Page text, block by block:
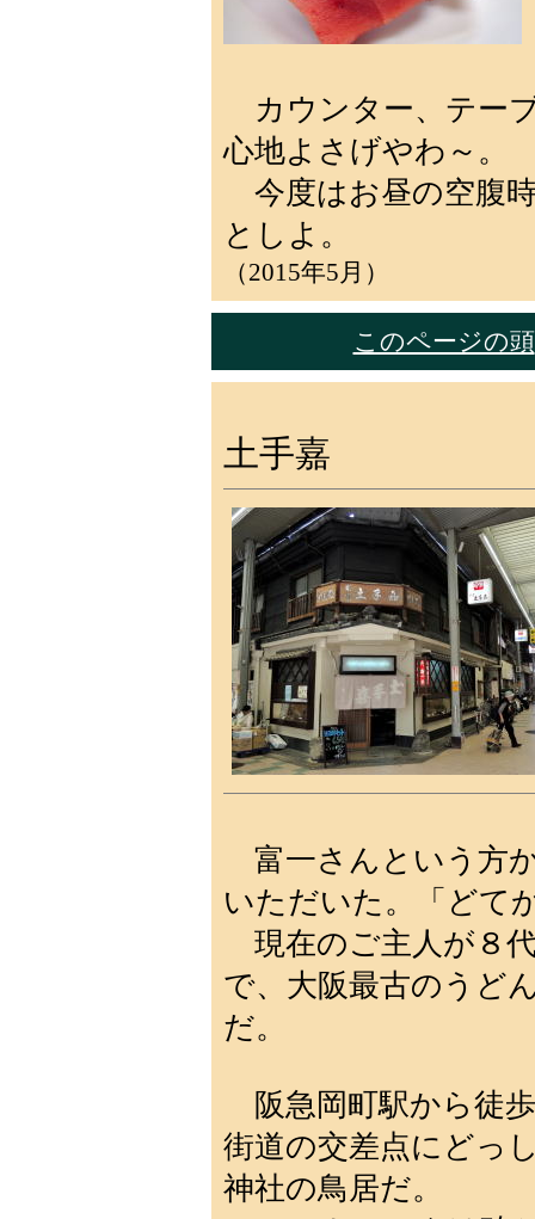
カウンター、テー
心地よさげやわ～。
今度はお昼の空腹
としよ。
（2015年5月）
このページの頭
土手嘉
富一さんという方
いただいた。「どて
現在のご主人が８
で、大阪最古のうど
だ。
阪急岡町駅から徒
街道の交差点にどっ
神社の鳥居だ。